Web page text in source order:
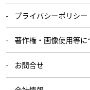
プライバシーポリシー
著作権・画像使用等に
お問合せ